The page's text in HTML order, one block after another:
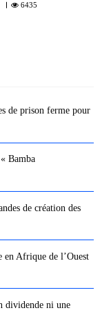
6435
de prison ferme pour
Bamba
de création des
en Afrique de l’Ouest
dividende ni une